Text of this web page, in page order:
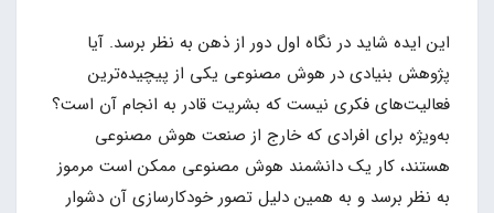
این ایده شاید در نگاه اول دور از ذهن به نظر برسد. آیا
پژوهش بنیادی در هوش مصنوعی یکی از پیچیده‌ترین
فعالیت‌های فکری نیست که بشریت قادر به انجام آن است؟
به‌ویژه برای افرادی که خارج از صنعت هوش مصنوعی
هستند، کار یک دانشمند هوش مصنوعی ممکن است مرموز
به نظر برسد و به همین دلیل تصور خودکارسازی آن دشوار